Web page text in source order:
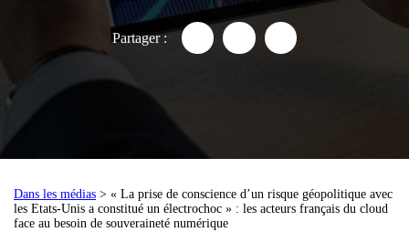
Partager : Partager "Face à la
Partager "Face à la
Partager "Face
Dans les médias > « La prise de conscience d’un risque géopolitique avec
les Etats-Unis a constitué un électrochoc » : les acteurs français du cloud
face au besoin de souveraineté numérique